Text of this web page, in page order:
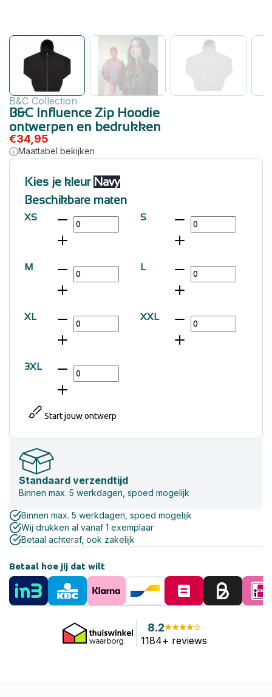
B&C Collection
B&C Influence Zip Hoodie
ontwerpen en bedrukken
€34,95
Maattabel bekijken
Kies je kleur Navy
Beschikbare maten
XS S
M L
XL XXL
3XL
Start jouw ontwerp
Standaard verzendtijd
Binnen max. 5 werkdagen, spoed mogelijk
Binnen max. 5 werkdagen, spoed mogelijk
Wij drukken al vanaf 1 exemplaar
Betaal achteraf, ook zakelijk
Betaal hoe jij dat wilt
8.2
1184+ reviews